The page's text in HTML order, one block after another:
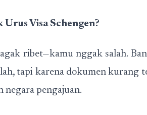
Visa Schengen?
ribet—kamu nggak salah.
tapi karena dokumen kurang
negara pengajuan.